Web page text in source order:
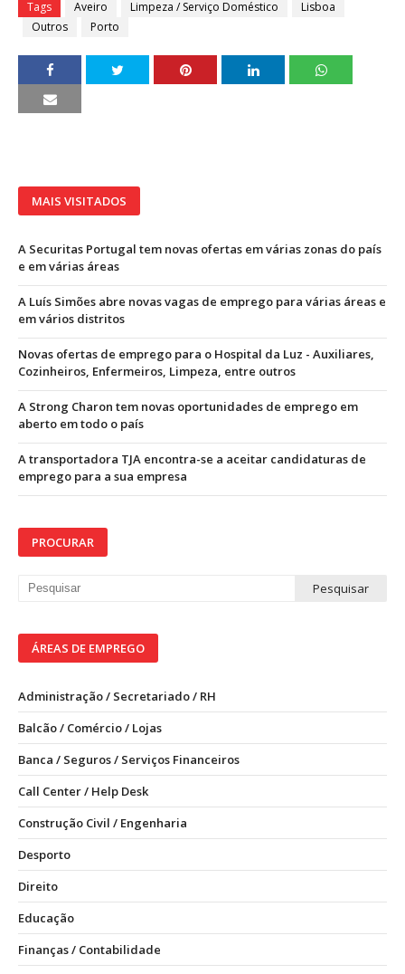
Tags Aveiro Limpeza / Serviço Doméstico
Lisboa
Outros
Porto
MAIS VISITADOS
A Securitas Portugal tem novas ofertas em várias zonas do país
e em várias áreas
A Luís Simões abre novas vagas de emprego para várias áreas e
em vários distritos
Novas ofertas de emprego para o Hospital da Luz - Auxiliares,
Cozinheiros, Enfermeiros, Limpeza, entre outros
A Strong Charon tem novas oportunidades de emprego em
aberto em todo o país
A transportadora TJA encontra-se a aceitar candidaturas de
emprego para a sua empresa
PROCURAR
ÁREAS DE EMPREGO
Administração / Secretariado / RH
Balcão / Comércio / Lojas
Banca / Seguros / Serviços Financeiros
Call Center / Help Desk
Construção Civil / Engenharia
Desporto
Direito
Educação
Finanças / Contabilidade